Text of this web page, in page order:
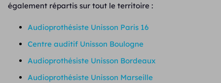
également répartis sur tout le territoire :
Audioprothésiste Unisson Paris 16
Centre auditif Unisson Boulogne
Audioprothésiste Unisson Bordeaux
Audioprothésiste Unisson Marseille